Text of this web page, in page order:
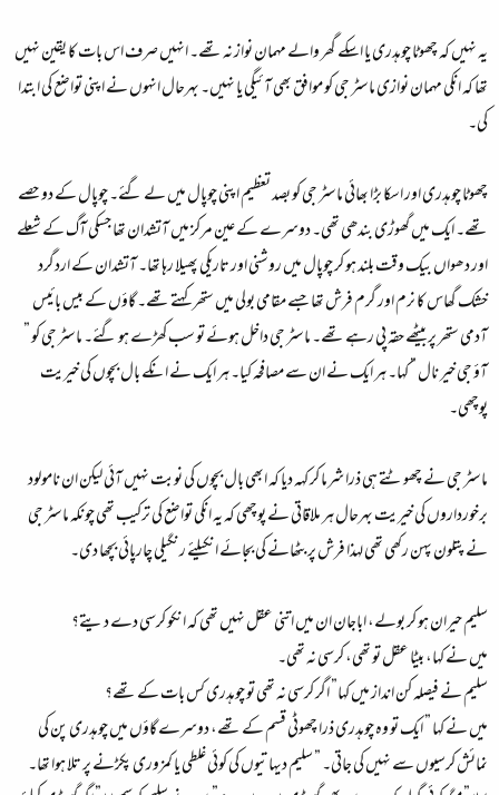
یہ نہیں کہ چھوٹا چوہدری یا اسکے گھر والے مہمان نواز نہ تھے۔ انہیں صرف اس بات کا یقین نہیں
تھا کہ انکی مہمان نوازی ماسٹر جی کو موافق بھی آئیگی یا نہیں۔ بہرحال انہوں نے اپنی تواضع کی ابتدا
کی۔
چھوٹا چوہدری اور اسکا بڑا بھائی ماسٹر جی کو بصد تعظیم اپنی چوپال میں لے گئے۔ چوپال کے دو حصے
تھے۔ ایک میں گھوڑی بندھی تھی۔ دوسرے کے عین مرکز میں آتشدان تھا جسکی آگ کے شعلے
اور دھواں بیک وقت بلند ہو کر چوپال میں روشنی اور تاریکی پھیلا رہا تھا۔ آتشدان کے اردگرد
خشک گھاس کا نرم اور گرم فرش تھا جسے مقامی بولی میں ستھر کہتے تھے۔ گاؤں کے بیس بائیس
آدمی ستھر پر بیٹھے حقہ پی رہے تھے۔ ماسٹر جی داخل ہوئے تو سب کھڑے ہو گئے۔ ماسٹر جی کو ”
آؤ جی خیر نال ” کہا۔ ہر ایک نے ان سے مصافحہ کیا۔ ہر ایک نے انکے بال بچوں کی خیریت
پوچھی۔
ماسٹر جی نے چھوٹتے ہی ذرا شرما کر کہہ دیا کہ ابھی بال بچوں کی نوبت نہیں آئی لیکن ان نامولود
برخورداروں کی خیریت بہرحال ہر ملاقاتی نے پوچھی کہ یہ انکی تواضع کی ترکیب تھی چونکہ ماسٹر جی
نے پتلون پہن رکھی تھی لہذا فرش پر بٹھانے کی بجائے انکیلئے رنگیلی چارپائی بچھا دی۔
سلیم حیران ہو کر بولے، اباجان ان میں اتنی عقل نہیں تھی کہ انکو کرسی دے دیتے؟
میں نے کہا، بیٹا عقل تو تھی، کرسی نہ تھی۔
سلیم نے فیصلہ کن انداز میں کہا” اگر کرسی نہ تھی تو چوہدری کس بات کے تھے؟
میں نے کہا ” ایک تو وہ چوہدری ذرا چھوٹی قسم کے تھے، دوسرے گاؤں میں چوہدری پن کی
نمائش کرسیوں سے نہیں کی جاتی۔ ” سلیم دیہاتیوں کی کوئی غلطی یا کمزوری پکڑنے پر تلا ہوا تھا۔